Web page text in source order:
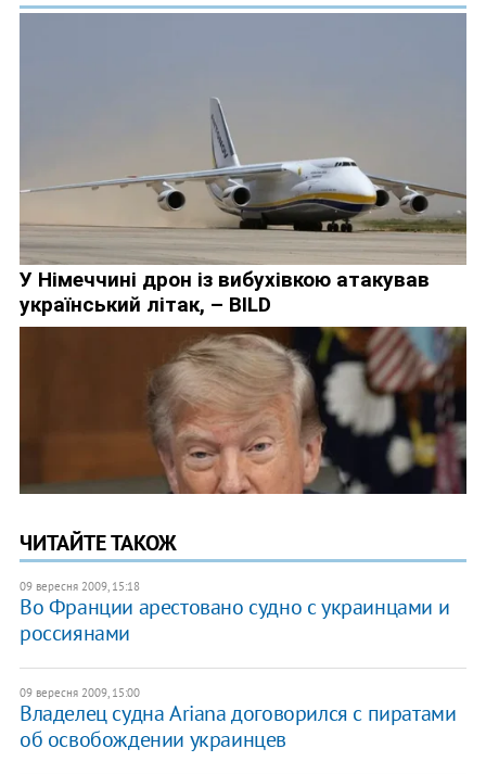
ЧИТАЙТЕ ТАКОЖ
09 вересня 2009, 15:18
Во Франции арестовано судно с украинцами и
россиянами
09 вересня 2009, 15:00
Владелец судна Ariana договорился с пиратами
об освобождении украинцев